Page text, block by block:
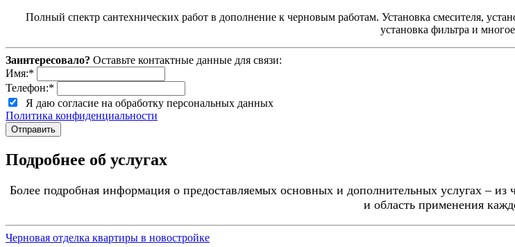
Полный спектр сантехнических работ в дополнение к черновым работам. Установка смесителя,
установка фильтра и
Заинтересовало? Оставьте контактные данные для связи:
Имя:*
Телефон:*
Я даю согласие на обработку персональных данных
Политика конфиденциальности
Подробнее об услугах
Более подробная информация о предоставляемых основных и дополнительных услугах –
и область применения
Черновая отделка квартиры в новостройке